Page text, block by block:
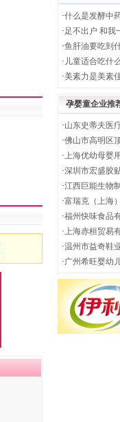
·什么是发酵中
·足不出户 和我
·鱼肝油要吃到
· 儿童适合吃什
·美素力是美素
孕婴童企业推
·山东史蒂夫医
·佛山市高明区
·上海优幼母婴
·深圳市宏盛胶
·江西巨能生物
·富瑞克（上海
·福州快味食品
·上海赤桓贸易
·温州市益奇鞋
·广州希旺婴幼